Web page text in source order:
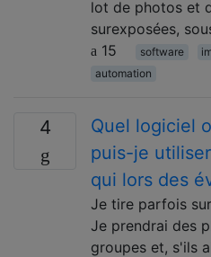
lot de photos et
surexposées,
15
software
automation
4
Quel logiciel
puis-je
qui lors des
Je tire parfois
Je prendrai des
groupes et, s'ils